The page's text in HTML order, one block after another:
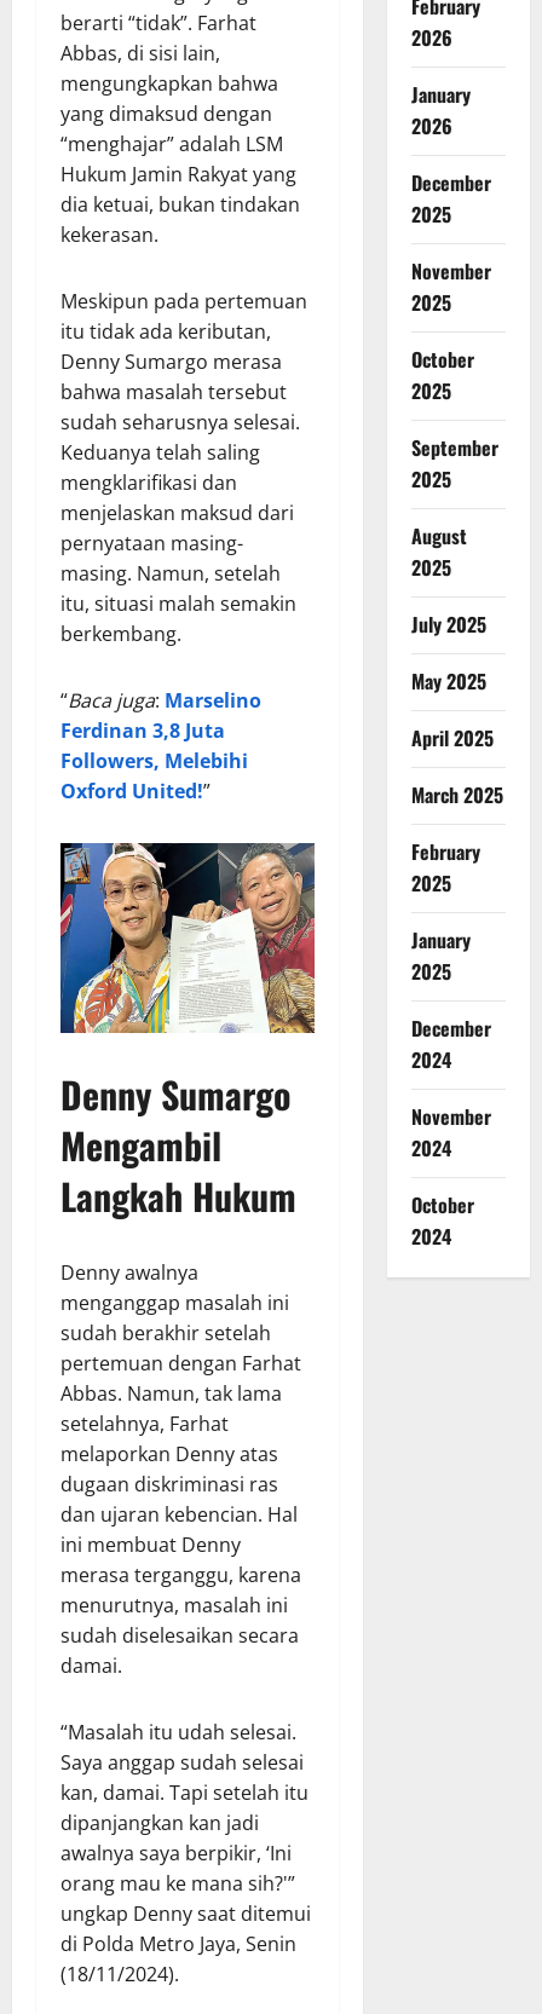
berarti “tidak”. Farhat
Abbas, di sisi lain,
mengungkapkan bahwa
yang dimaksud dengan
“menghajar” adalah LSM
Hukum Jamin Rakyat yang
dia ketuai, bukan tindakan
kekerasan.
Meskipun pada pertemuan
itu tidak ada keributan,
Denny Sumargo merasa
bahwa masalah tersebut
sudah seharusnya selesai.
Keduanya telah saling
mengklarifikasi dan
menjelaskan maksud dari
pernyataan masing-
masing. Namun, setelah
itu, situasi malah semakin
berkembang.
“Baca juga: Marselino
Ferdinan 3,8 Juta
Followers, Melebihi
Oxford United!”
Denny Sumargo
Mengambil
Langkah Hukum
Denny awalnya
menganggap masalah ini
sudah berakhir setelah
pertemuan dengan Farhat
Abbas. Namun, tak lama
setelahnya, Farhat
melaporkan Denny atas
dugaan diskriminasi ras
dan ujaran kebencian. Hal
ini membuat Denny
merasa terganggu, karena
menurutnya, masalah ini
sudah diselesaikan secara
damai.
“Masalah itu udah selesai.
Saya anggap sudah selesai
kan, damai. Tapi setelah itu
dipanjangkan kan jadi
awalnya saya berpikir, ‘Ini
orang mau ke mana sih?'”
ungkap Denny saat ditemui
di Polda Metro Jaya, Senin
(18/11/2024).
February
2026
January
2026
December
2025
November
2025
October
2025
September
2025
August
2025
July 2025
May 2025
April 2025
March 2025
February
2025
January
2025
December
2024
November
2024
October
2024